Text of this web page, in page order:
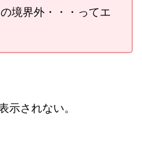
境界外・・・ってエ
示されない。